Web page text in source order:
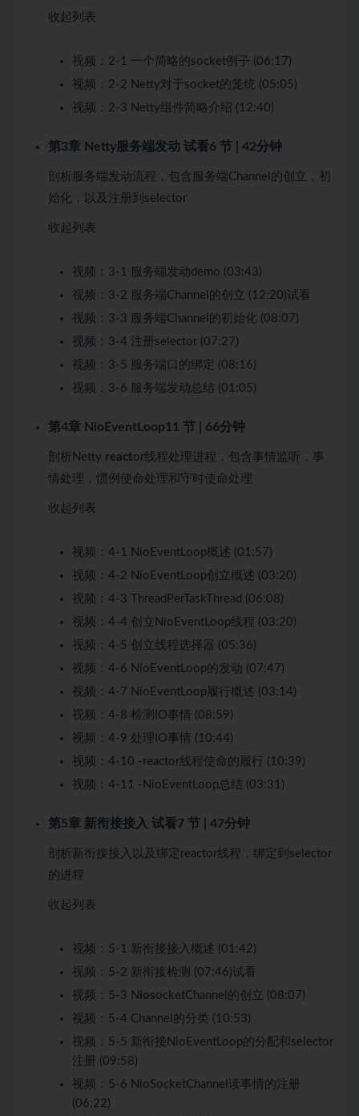
收起列表
视频： 2-1 一个简略的socket例子 (06:17)
视频： 2-2 Netty对于socket的笼统 (05:05)
视频： 2-3 Netty组件简略介绍 (12:40)
第3章 Netty服务端发动 试看6 节 | 42分钟
剖析服务端发动流程，包含服务端Channel的创立，初
始化，以及注册到selector
收起列表
视频： 3-1 服务端发动demo (03:43)
视频： 3-2 服务端Channel的创立 (12:20)试看
视频： 3-3 服务端Channel的初始化 (08:07)
视频： 3-4 注册selector (07:27)
视频： 3-5 服务端口的绑定 (08:16)
视频： 3-6 服务端发动总结 (01:05)
第4章 NioEventLoop11 节 | 66分钟
剖析Netty reactor线程处理进程，包含事情监听，事
情处理，惯例使命处理和守时使命处理
收起列表
视频： 4-1 NioEventLoop概述 (01:57)
视频： 4-2 NioEventLoop创立概述 (03:20)
视频： 4-3 ThreadPerTaskThread (06:08)
视频： 4-4 创立NioEventLoop线程 (03:20)
视频： 4-5 创立线程选择器 (05:36)
视频： 4-6 NioEventLoop的发动 (07:47)
视频： 4-7 NioEventLoop履行概述 (03:14)
视频： 4-8 检测IO事情 (08:59)
视频： 4-9 处理IO事情 (10:44)
视频： 4-10 -reactor线程使命的履行 (10:39)
视频： 4-11 -NioEventLoop总结 (03:31)
第5章 新衔接接入 试看7 节 | 47分钟
剖析新衔接接入以及绑定reactor线程，绑定到selector
的进程
收起列表
视频： 5-1 新衔接接入概述 (01:42)
视频： 5-2 新衔接检测 (07:46)试看
视频： 5-3 N iosocketChannel的创立 (08:07)
视频： 5-4 Channel的分类 (10:53)
视频： 5-5 新衔接NioEventLoop的分配和selector
注册 (09:58)
视频： 5-6 NioSocketChannel读事情的注册
(06:22)